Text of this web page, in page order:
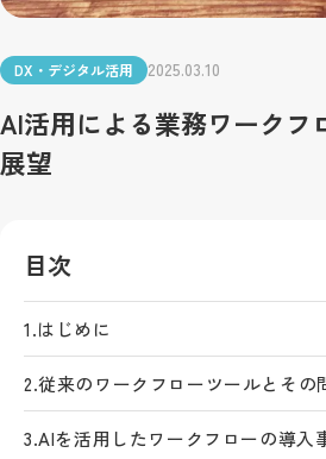
DX・デジタル活用 2025.03.10
AI活用による業務ワークフ
展望
目次
1.はじめに
2.従来のワークフローツールとその
3.AIを活用したワークフローの導入